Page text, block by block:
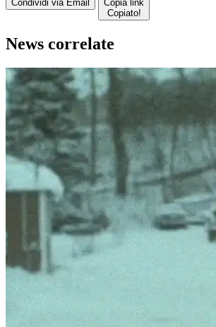
Condividi via Email
Copia link
Copiato!
News correlate